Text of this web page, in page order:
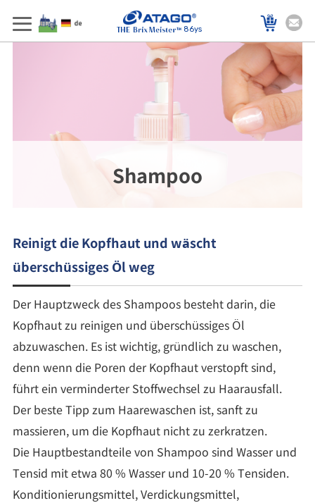
86ys
Shampoo
Reinigt die Kopfhaut und wäscht
überschüssiges Öl weg
Der Hauptzweck des Shampoos besteht darin, die
Kopfhaut zu reinigen und überschüssiges Öl
abzuwaschen. Es ist wichtig, gründlich zu waschen,
denn wenn die Poren der Kopfhaut verstopft sind,
führt ein verminderter Stoffwechsel zu Haarausfall.
Der beste Tipp zum Haarewaschen ist, sanft zu
massieren, um die Kopfhaut nicht zu zerkratzen.
Die Hauptbestandteile von Shampoo sind Wasser und
Tensid mit etwa 80 % Wasser und 10-20 % Tensiden.
Konditionierungsmittel, Verdickungsmittel,